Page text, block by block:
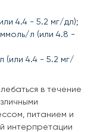
4.4 - 5.2 мг/дл);
л (или 4.8 -
(или 4.4 - 5.2 мг/
в течение
питанием и
интерпретации